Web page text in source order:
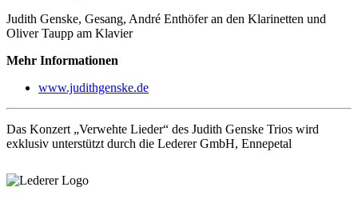
Judith Genske, Gesang, André Enthöfer an den Klarinetten und
Oliver Taupp am Klavier
Mehr Informationen
www.judithgenske.de
Das Konzert „Verwehte Lieder“ des Judith Genske Trios wird
exklusiv unterstützt durch die Lederer GmbH, Ennepetal